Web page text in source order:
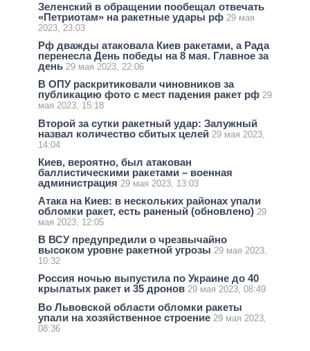
Зеленский в обращении пообещал отвечать
«Петриотам» на ракетные удары рф 29 мая
2023, 23:03
Рф дважды атаковала Киев ракетами, а Рада
перенесла День победы на 8 мая. Главное за
день 29 мая 2023, 22:06
В ОПУ раскритиковали чиновников за
публикацию фото с мест падения ракет рф 29
мая 2023, 15:18
Второй за сутки ракетный удар: Залужный
назвал количество сбитых целей 29 мая 2023,
14:04
Киев, вероятно, был атакован
баллистическими ракетами – военная
администрация 29 мая 2023, 13:03
Атака на Киев: в нескольких районах упали
обломки ракет, есть раненый (обновлено) 29
мая 2023, 12:05
В ВСУ предупредили о чрезвычайно
высоком уровне ракетной угрозы 29 мая 2023,
10:32
Россия ночью выпустила по Украине до 40
крылатых ракет и 35 дронов 29 мая 2023, 08:49
Во Львовской области обломки ракеты
упали на хозяйственное строение 29 мая 2023,
08:36